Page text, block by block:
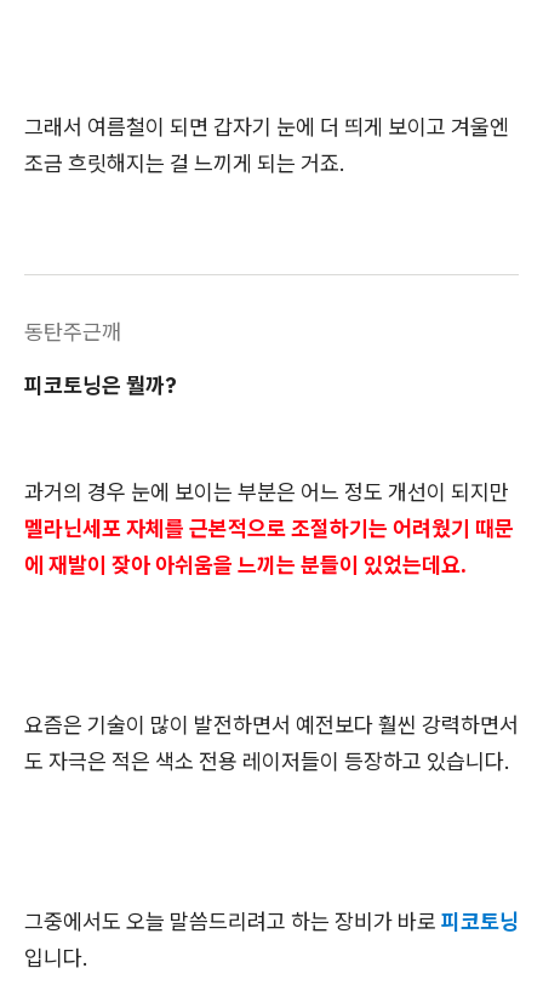
그래서 여름철이 되면 갑자기 눈에 더 띄게 보이고 겨울엔
조금 흐릿해지는 걸 느끼게 되는 거죠.
동탄주근깨
피코토닝은 뭘까?
과거의 경우 눈에 보이는 부분은 어느 정도 개선이 되지만
멜라닌세포 자체를 근본적으로 조절하기는 어려웠기 때문
에 재발이 잦아 아쉬움을 느끼는 분들이 있었는데요.
요즘은 기술이 많이 발전하면서 예전보다 훨씬 강력하면서
도 자극은 적은 색소 전용 레이저들이 등장하고 있습니다.
그중에서도 오늘 말씀드리려고 하는 장비가 바로 피코토닝
입니다.